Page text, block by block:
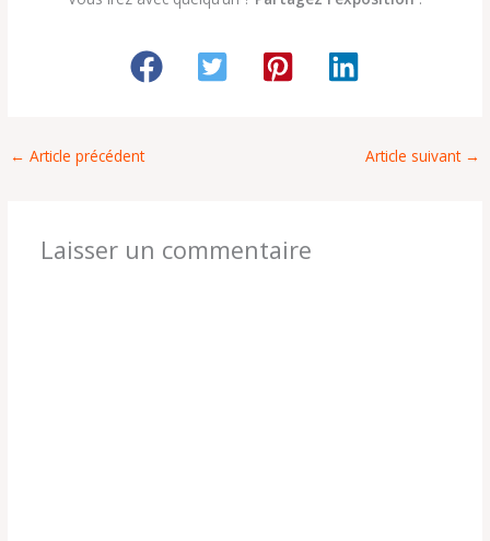
← Article précédent Article suivant →
Laisser un commentaire